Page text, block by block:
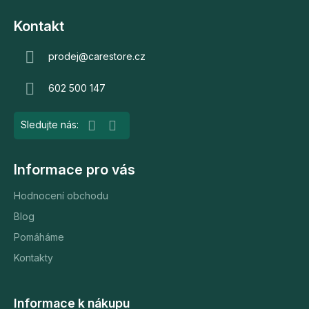
Kontakt
prodej@carestore.cz
602 500 147
Informace pro vás
Hodnocení obchodu
Blog
Pomáháme
Kontakty
Informace k nákupu